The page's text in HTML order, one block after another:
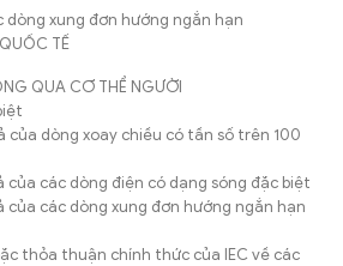
dòng xung đơn hướng ngắn hạn
TẾ
QUA CƠ THỂ NGƯỜI
của dòng xoay chiều có tần số trên 100
của các dòng điện có dạng sóng đặc biệt
của các dòng xung đơn hướng ngắn hạn
thỏa thuận chính thức của IEC về các